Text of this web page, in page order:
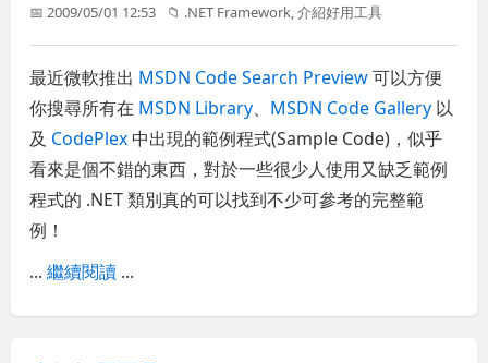
📅 2009/05/01 12:53 📁 .NET Framework ,介紹好用工具
最近微軟推出 MSDN Code Search Preview可以方便
你搜尋所有在 MSDN Library、 MSDN Code Gallery 以
及 CodePlex 中出現的範例程式(Sample Code)，似乎
看來是個不錯的東西，對於一些很少人使用又缺乏範例
程式的 .NET 類別真的可以找到不少可參考的完整範
例！
...繼續閱讀 ...